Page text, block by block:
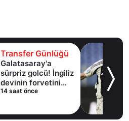
Transfer Günlüğü
Galatasaray'a
sürpriz golcü! İngiliz
devinin forvetini
istiyor
14 saat önce